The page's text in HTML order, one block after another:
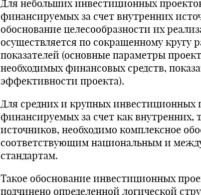
Для небольших инвестиционных
финансируемых за счет внутренних
обоснование целесообразности их
осуществляется по сокращенному кругу
показателей (основные параметры
необходимых финансовых средств,
эффективности проекта).
Для средних и крупных инвестиционных
финансируемых за счет как внутренних,
источников, необходимо комплексное
соответствующим национальным и
стандартам.
Такое обоснование инвестиционных
подчинено определенной логической